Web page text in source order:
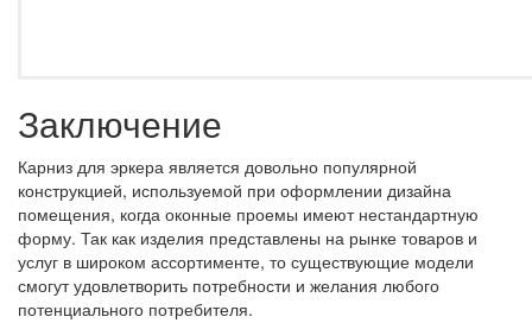
Заключение
Карниз для эркера является довольно популярной
конструкцией, используемой при оформлении дизайна
помещения, когда оконные проемы имеют нестандартную
форму. Так как изделия представлены на рынке товаров и
услуг в широком ассортименте, то существующие модели
смогут удовлетворить потребности и желания любого
потенциального потребителя.